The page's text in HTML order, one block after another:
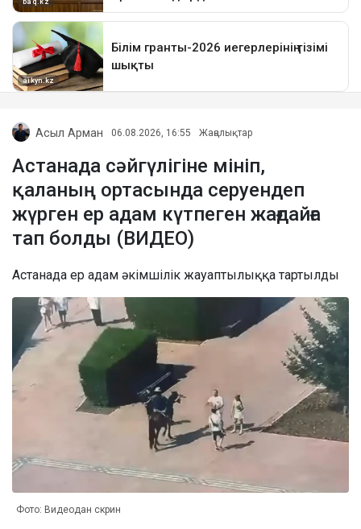
Асыл Арман 06.08.2026, 16:55 Жаңалықтар
Астанада сәйгүлігіне мініп,
қаланың ортасында серуендеп
жүрген ер адам күтпеген жағдайға
тап болды (ВИДЕО)
Астанада ер адам әкімшілік жауаптылыққа тартылды
Фото: Видеодан скрин